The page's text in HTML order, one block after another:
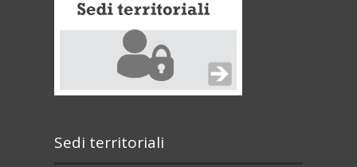
Sedi territoriali